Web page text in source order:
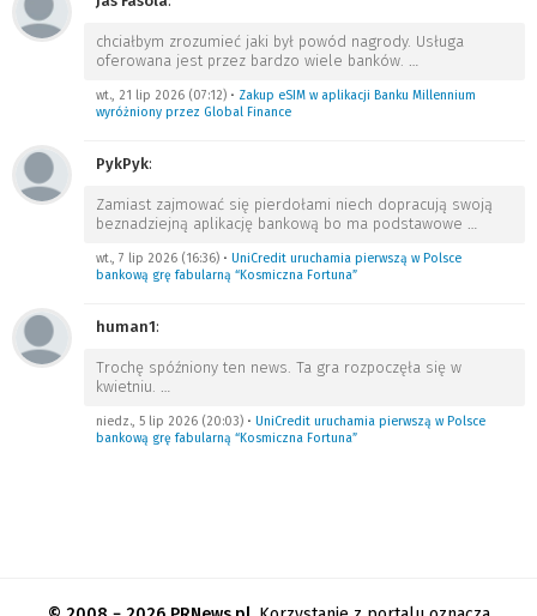
chciałbym zrozumieć jaki był powód nagrody. Usługa
oferowana jest przez bardzo wiele banków. …
wt., 21 lip 2026 (07:12) • Zakup eSIM w aplikacji Banku Millennium
wyróżniony przez Global Finance
PykPyk:
Zamiast zajmować się pierdołami niech dopracują swoją
beznadziejną aplikację bankową bo ma podstawowe …
wt., 7 lip 2026 (16:36) • UniCredit uruchamia pierwszą w Polsce
bankową grę fabularną “Kosmiczna Fortuna”
human1:
Trochę spóźniony ten news. Ta gra rozpoczęła się w
kwietniu. …
niedz., 5 lip 2026 (20:03) • UniCredit uruchamia pierwszą w Polsce
bankową grę fabularną “Kosmiczna Fortuna”